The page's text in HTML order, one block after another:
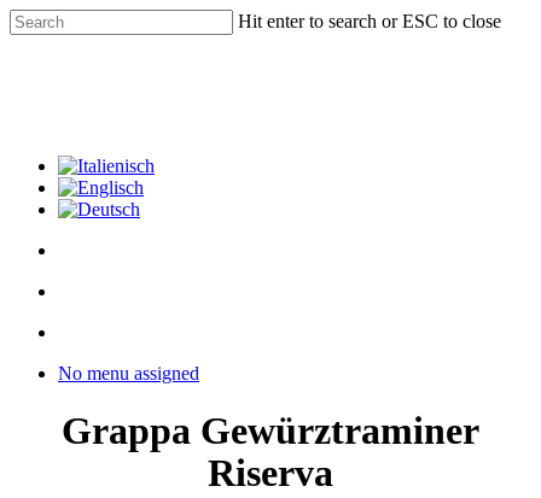
Skip
to
Hit enter to search or ESC to close
Menu
search
Menu No menu assigned
Grappa Gewürztraminer
Riserva